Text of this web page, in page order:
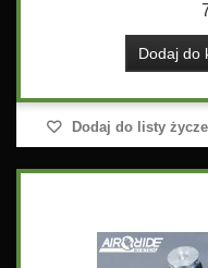
Dodaj do
Dodaj do listy